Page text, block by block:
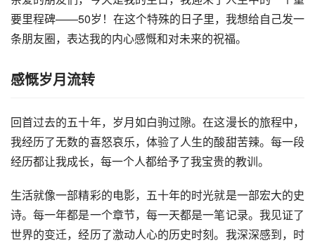
要里程碑——50岁！在这个特殊的日子里，我想给自己发一
条朋友圈，表达我的内心感慨和对未来的祝福。
感慨岁月流转
回首过去的五十年，岁月如白驹过隙。在这漫长的旅程中，
我经历了无数的喜怒哀乐，体验了人生的酸甜苦辣。每一段
经历都让我成长，每一个人都给予了我宝贵的教训。
生活就像一部精彩的电影，五十年的时光就是一部宏大的史
诗。每一年都是一个章节，每一天都是一笔记录。我见证了
世界的变迁，经历了激动人心的历史时刻。我深深感到，时